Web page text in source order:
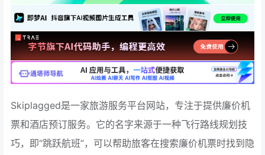
Skiplagged是一家旅游服务平台网站，专注于提供廉价机
票和酒店预订服务。它的名字来源于一种飞行路线规划技
巧，即“跳跃航班”，可以帮助旅客在搜索廉价机票时找到隐